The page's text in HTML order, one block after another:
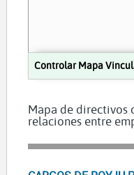
Controlar Mapa
Mapa de directivos
relaciones entre